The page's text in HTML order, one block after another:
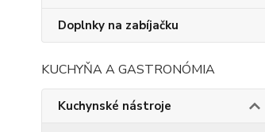
Doplnky na zabíjačku
KUCHYŇA A GASTRONÓMIA
Kuchynské nástroje